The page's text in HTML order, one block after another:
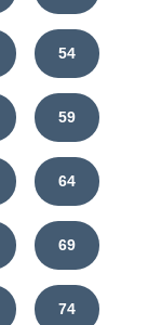
54
59
64
69
74